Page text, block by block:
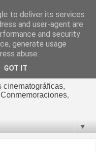
de Jorge
cinematográficas,
▼
to deliver its services
and user-agent are
and security
generate usage
abuse.
GOT IT